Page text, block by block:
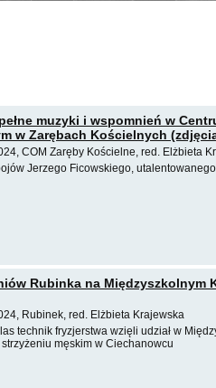
muzyki i wspomnień w
w Zarębach Kościelnych
COM Zaręby Kościelne, red. Elżbieta
Jerzego Ficowskiego,
Rubinka na Międzyszkolnym
Rubinek, red. Elżbieta Krajewska
technik fryzjerstwa wzięli udział w
strzyżeniu męskim w Ciechanowcu